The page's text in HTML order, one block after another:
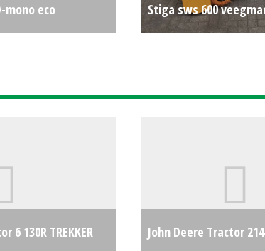
mono eco
Stiga sws 600
6 130R TREKKER
John Deere Tractor